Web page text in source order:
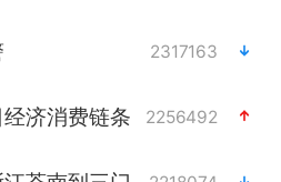
2317163
济消费链条 2256492